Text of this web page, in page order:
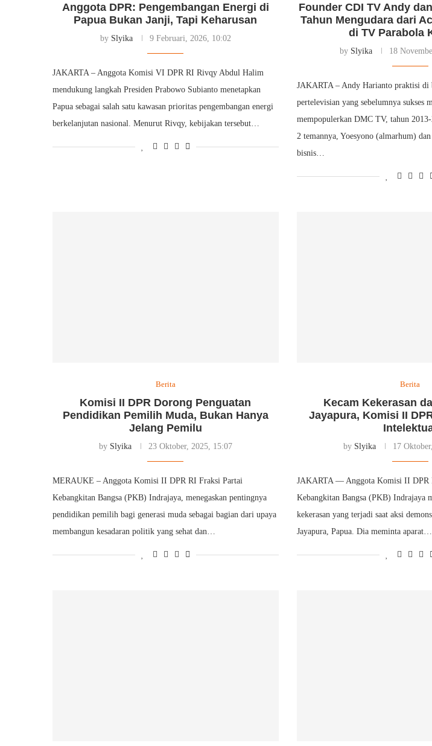
Anggota DPR: Pengembangan Energi di
Papua Bukan Janji, Tapi Keharusan
by Slyika 9 Februari, 2026, 10:02
JAKARTA – Anggota Komisi VI DPR RI Rivqy Abdul Halim
mendukung langkah Presiden Prabowo Subianto menetapkan
Papua sebagai salah satu kawasan prioritas pengembangan energi
berkelanjutan nasional. Menurut Rivqy, kebijakan tersebut…
Founder CDI TV Andy
Tahun Mengudara dari
di TV Parabola
by Slyika 18
JAKARTA – Andy Harianto praktisi di
pertelevisian yang sebelumnya sukses
mempopulerkan DMC TV, tahun
2 temannya, Yoesyono (almarhum)
bisnis…
Berita
Komisi II DPR Dorong Penguatan
Pendidikan Pemilih Muda, Bukan Hanya
Jelang Pemilu
by Slyika 23 Oktober, 2025, 15:07
MERAUKE – Anggota Komisi II DPR RI Fraksi Partai
Kebangkitan Bangsa (PKB) Indrajaya, menegaskan pentingnya
pendidikan pemilih bagi generasi muda sebagai bagian dari upaya
membangun kesadaran politik yang sehat dan…
Berita
Kecam Kekerasan
Jayapura, Komisi II
by Slyika 17
JAKARTA — Anggota Komisi II DPR
Kebangkitan Bangsa (PKB) Indrajaya
kekerasan yang terjadi saat aksi
Jayapura, Papua. Dia meminta aparat…